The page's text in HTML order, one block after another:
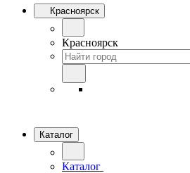
Красноярск
Красноярск
Каталог
Каталог